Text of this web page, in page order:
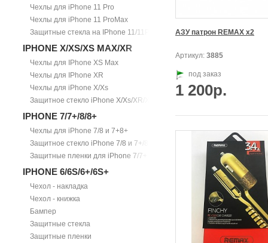
Чехлы для iPhone 11 Pro
Чехлы для iPhone 11 ProMax
Защитные стекла на IPhone 11/11Pro/11ProMax
IPHONE X/XS/XS MAX/XR
Чехлы для IPhone XS Max
Чехлы для IPhone XR
Чехлы для iPhone X/Xs
Защитное стекло iPhone X/Xs/XR/Xs Max
IPHONE 7/7+/8/8+
Чехлы для iPhone 7/8 и 7+8+
Защитное стекло iPhone 7/8 и 7+/8+
Защитные пленки для iPhone 7/7+
IPHONE 6/6S/6+/6S+
Чехол - накладка
Чехол - книжка
Бампер
Защитные стекла
Защитные пленки
АЗУ патрон REMAX x2
Артикул: 3885
под заказ
1 200р.